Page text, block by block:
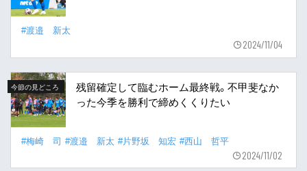
#渡邉 新太
2024/11/04
今節の見どころ
残留確定して臨むホーム最終戦。不甲斐なか
った今季を勝利で締めくくりたい
#梅崎 司 #渡邉 新太 #片野坂 知宏 #西山 哲平
2024/11/02